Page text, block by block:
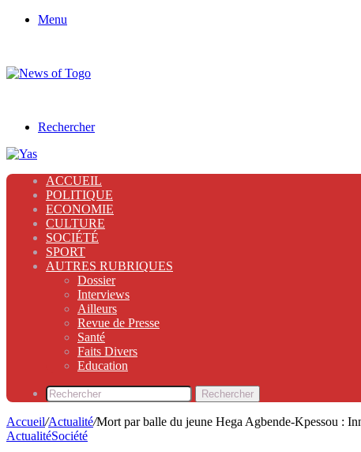
Menu
Rechercher
ACCUEIL
POLITIQUE
ECONOMIE
CULTURE
SOCIÉTÉ
SPORT
AUTRES RUBRIQUES
Dossier
Interviews
Ailleurs
Revue de Presse
Santé
Faits Divers
Education
Rechercher
Accueil/Actualité/Mort par balle du jeune Hega Agbende-Kpessou :
ActualitéSociété